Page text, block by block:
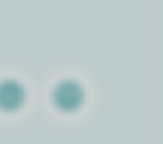
Spotify